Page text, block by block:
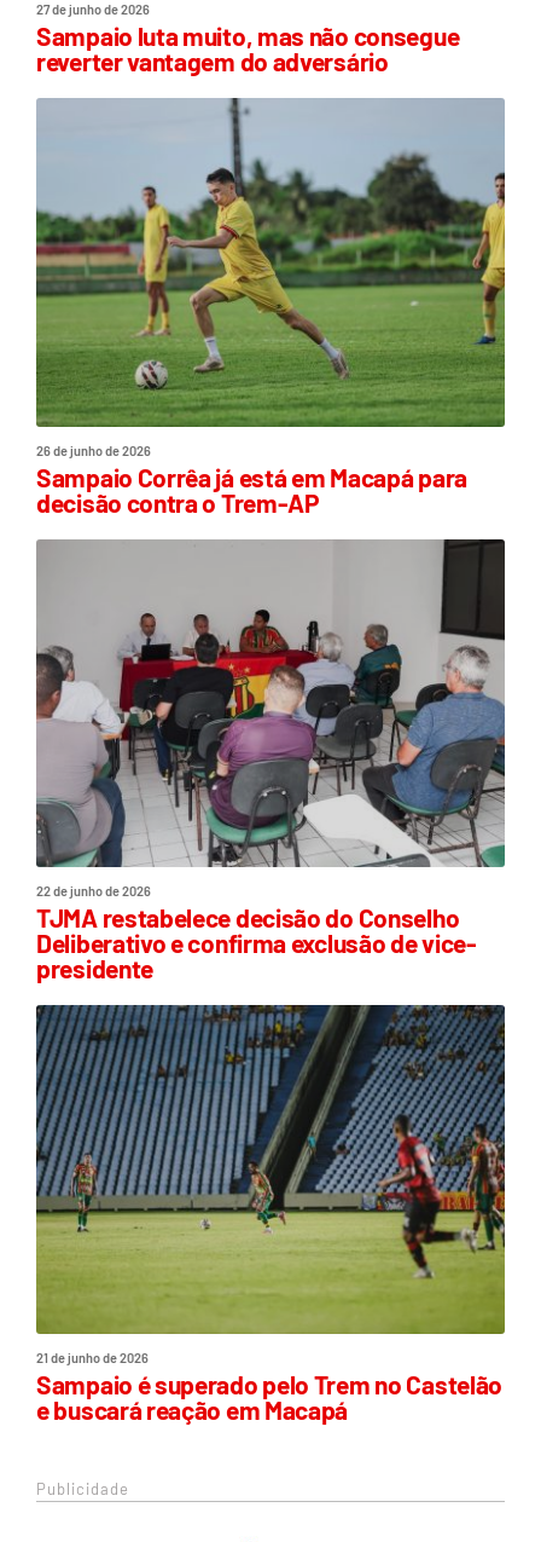
27 de junho de 2026
Sampaio luta muito, mas não consegue
reverter vantagem do adversário
26 de junho de 2026
Sampaio Corrêa já está em Macapá para
decisão contra o Trem-AP
22 de junho de 2026
TJMA restabelece decisão do Conselho
Deliberativo e confirma exclusão de vice-
presidente
21 de junho de 2026
Sampaio é superado pelo Trem no Castelão
e buscará reação em Macapá
Publicidade